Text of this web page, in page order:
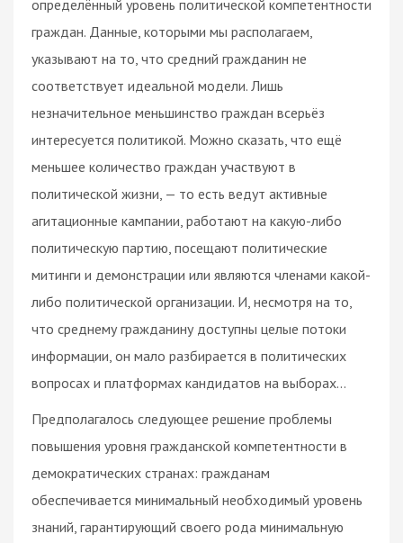
определённый уровень политической компетентности
граждан. Данные, которыми мы располагаем,
указывают на то, что средний гражданин не
соответствует идеальной модели. Лишь
незначительное меньшинство граждан всерьёз
интересуется политикой. Можно сказать, что ещё
меньшее количество граждан участвуют в
политической жизни, — то есть ведут активные
агитационные кампании, работают на какую-либо
политическую партию, посещают политические
митинги и демонстрации или являются членами какой-
либо политической организации. И, несмотря на то,
что среднему гражданину доступны целые потоки
информации, он мало разбирается в политических
вопросах и платформах кандидатов на выборах…
Предполагалось следующее решение проблемы
повышения уровня гражданской компетентности в
демократических странах: гражданам
обеспечивается минимальный необходимый уровень
знаний, гарантирующий своего рода минимальную